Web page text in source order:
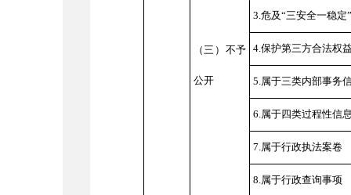
（三）不予
公开
3.危及“三安全一稳定”
4.保护第三方合法权
5.属于三类内部事务
6.属于四类过程性信
7.属于行政执法案卷
8.属于行政查询事项